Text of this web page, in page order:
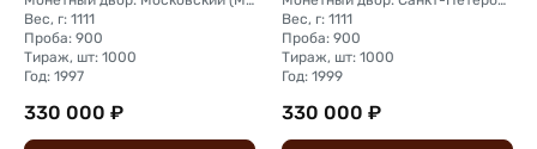
Вес, г: 1111
Проба: 900
Тираж, шт: 1000
Год: 1997
330 000 ₽
Вес, г: 1111
Проба: 900
Тираж, шт: 1000
Год: 1999
330 000 ₽